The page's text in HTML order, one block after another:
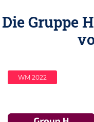
Die Gruppe
WM 2022